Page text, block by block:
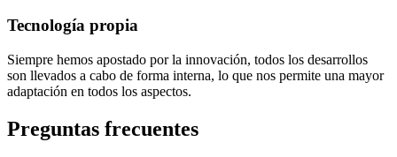
Tecnología propia
Siempre hemos apostado por la innovación, todos los desarrollos
son llevados a cabo de forma interna, lo que nos permite una mayor
adaptación en todos los aspectos.
Preguntas frecuentes